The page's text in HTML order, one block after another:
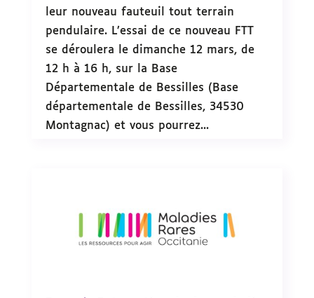
leur nouveau fauteuil tout terrain
pendulaire. L’essai de ce nouveau FTT
se déroulera le dimanche 12 mars, de
12 h à 16 h, sur la Base
Départementale de Bessilles (Base
départementale de Bessilles, 34530
Montagnac) et vous pourrez...